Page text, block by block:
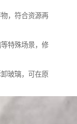
，符合资源再
特殊场景，修
玻璃，可在原